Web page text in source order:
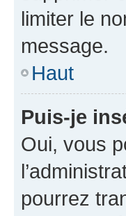
limiter le
message.
Haut
Puis-je
Oui, vous
pourrez